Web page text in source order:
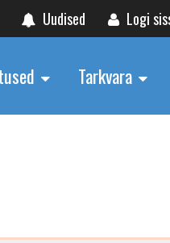
Uudised Logi
Tarkvara